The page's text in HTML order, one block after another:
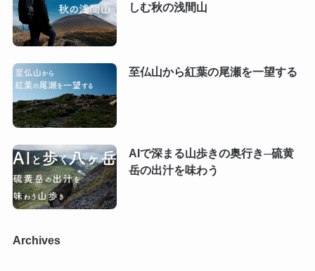
しむ秋の浅間山
至仏山から紅葉の尾瀬を一望する
AIで深まる山歩きの奥行き─硫黄
岳の出汁を味わう
Archives